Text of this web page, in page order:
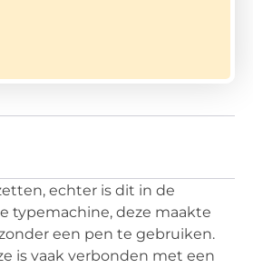
echter is dit in de
typemachine, deze maakte
een pen te gebruiken.
is vaak verbonden met een